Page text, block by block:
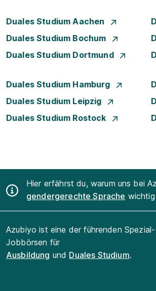
Duales Studium Aachen
Duales Studium Bochum
Duales Studium Dortmund
Duales Studium Hamburg
Duales Studium Leipzig
Duales Studium Rostock
Hier erfährst du, warum uns bei
gendergerechte Sprache
Azubiyo ist eine der führenden Spezial-
Jobbörsen für
Ausbildung und Duales Studium.